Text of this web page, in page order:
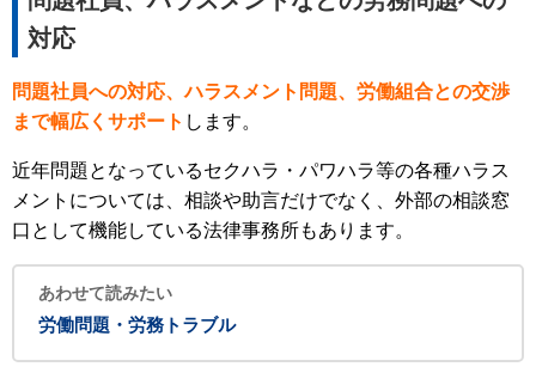
対応
問題社員への対応、ハラスメント問題、労働組合との交渉
まで幅広くサポート します。
近年問題となっているセクハラ・パワハラ等の各種ハラス
メントについては、相談や助言だけでなく、外部の相談窓
口として機能している法律事務所もあります。
あわせて読みたい
労働問題・労務トラブル